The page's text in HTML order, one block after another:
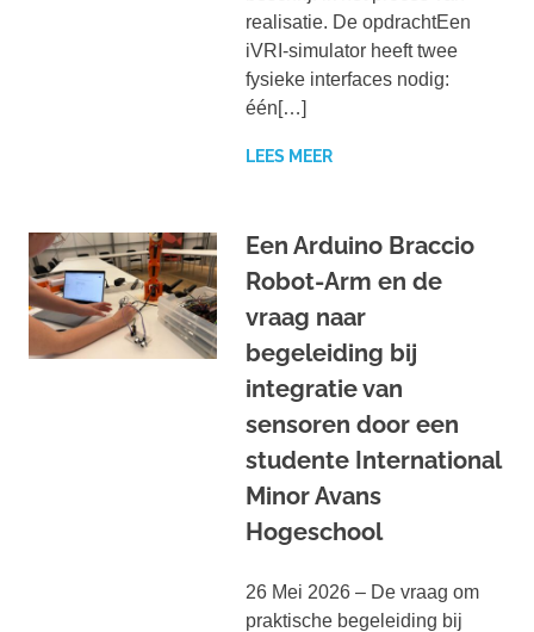
realisatie. De opdrachtEen
iVRI-simulator heeft twee
fysieke interfaces nodig:
één[…]
LEES MEER
Een Arduino Braccio
Robot-Arm en de
vraag naar
begeleiding bij
integratie van
sensoren door een
studente International
Minor Avans
Hogeschool
26 Mei 2026 – De vraag om
praktische begeleiding bij